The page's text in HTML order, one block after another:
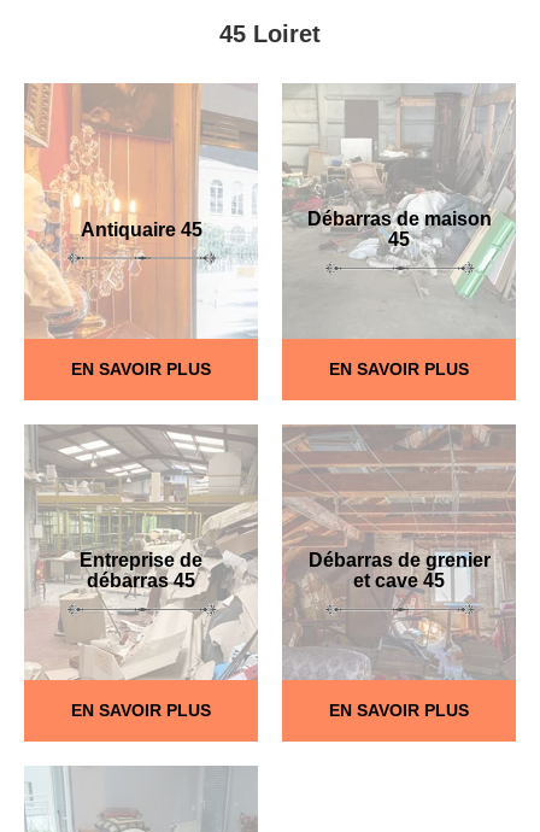
45 Loiret
Antiquaire 45
EN SAVOIR PLUS
Débarras de maison
45
EN SAVOIR PLUS
Entreprise de
débarras 45
EN SAVOIR PLUS
Débarras de grenier
et cave 45
EN SAVOIR PLUS